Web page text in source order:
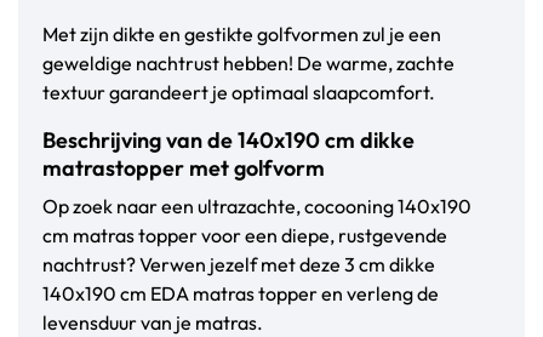
Met zijn dikte en gestikte golfvormen zul je een
geweldige nachtrust hebben! De warme, zachte
textuur garandeert je optimaal slaapcomfort.
Beschrijving van de 140x190 cm dikke
matrastopper met golfvorm
Op zoek naar een ultrazachte, cocooning 140x190
cm matras topper voor een diepe, rustgevende
nachtrust? Verwen jezelf met deze 3 cm dikke
140x190 cm EDA matras topper en verleng de
levensduur van je matras.